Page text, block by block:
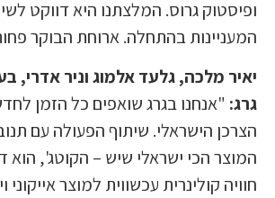
ופיסטוק גרוס. המלצתנו היא דווקט
המעניינות בהתחלה. ארוחת הבוקר
יאיר מלכה, גלעד אלמוג וניר אדרי,
גרג: "אנחנו בגרג שואפים כל הזמן
הצרכן הישראלי. שיתוף הפעולה עם
המוצר הכי ישראלי שיש – הקוטג', הוא
חוויה קולינרית עכשווית למוצר אייקוני